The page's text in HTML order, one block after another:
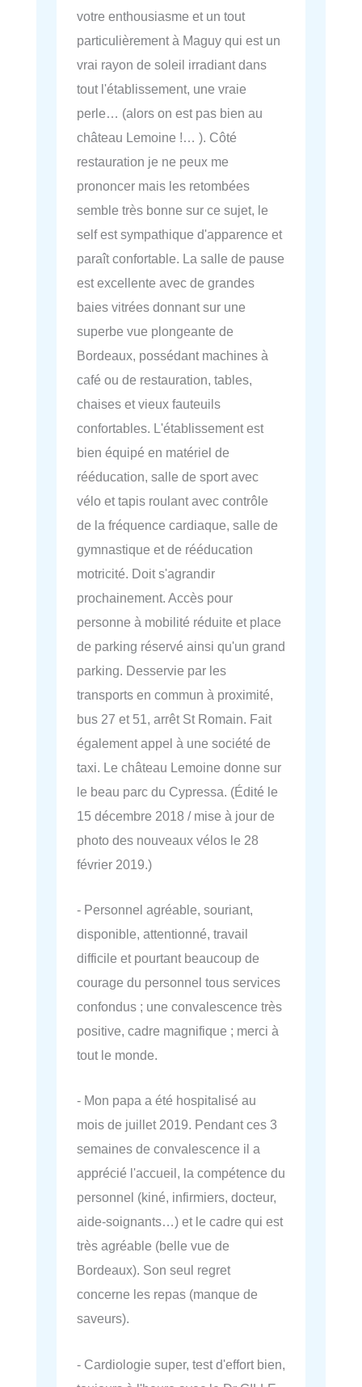
votre enthousiasme et un tout
particulièrement à Maguy qui est un
vrai rayon de soleil irradiant dans
tout l'établissement, une vraie
perle… (alors on est pas bien au
château Lemoine !… ). Côté
restauration je ne peux me
prononcer mais les retombées
semble très bonne sur ce sujet, le
self est sympathique d'apparence et
paraît confortable. La salle de pause
est excellente avec de grandes
baies vitrées donnant sur une
superbe vue plongeante de
Bordeaux, possédant machines à
café ou de restauration, tables,
chaises et vieux fauteuils
confortables. L'établissement est
bien équipé en matériel de
rééducation, salle de sport avec
vélo et tapis roulant avec contrôle
de la fréquence cardiaque, salle de
gymnastique et de rééducation
motricité. Doit s'agrandir
prochainement. Accès pour
personne à mobilité réduite et place
de parking réservé ainsi qu'un grand
parking. Desservie par les
transports en commun à proximité,
bus 27 et 51, arrêt St Romain. Fait
également appel à une société de
taxi. Le château Lemoine donne sur
le beau parc du Cypressa. (Édité le
15 décembre 2018 / mise à jour de
photo des nouveaux vélos le 28
février 2019.)
- Personnel agréable, souriant,
disponible, attentionné, travail
difficile et pourtant beaucoup de
courage du personnel tous services
confondus ; une convalescence très
positive, cadre magnifique ; merci à
tout le monde.
- Mon papa a été hospitalisé au
mois de juillet 2019. Pendant ces 3
semaines de convalescence il a
apprécié l'accueil, la compétence du
personnel (kiné, infirmiers, docteur,
aide-soignants…) et le cadre qui est
très agréable (belle vue de
Bordeaux). Son seul regret
concerne les repas (manque de
saveurs).
- Cardiologie super, test d'effort bien,